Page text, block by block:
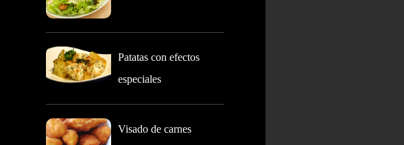
Patatas con efectos
especiales
Visado de carnes